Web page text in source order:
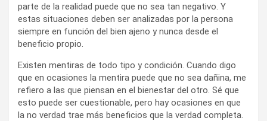
parte de la realidad puede que no sea tan negativo. Y
estas situaciones deben ser analizadas por la persona
siempre en función del bien ajeno y nunca desde el
beneficio propio.
Existen mentiras de todo tipo y condición. Cuando digo
que en ocasiones la mentira puede que no sea dañina, me
refiero a las que piensan en el bienestar del otro. Sé que
esto puede ser cuestionable, pero hay ocasiones en que
la no verdad trae más beneficios que la verdad completa.